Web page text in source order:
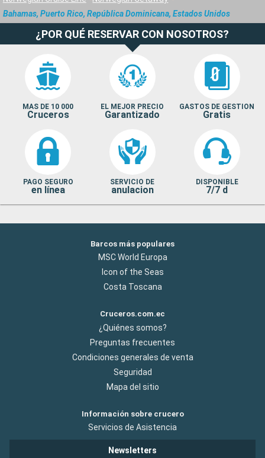
Bahamas, Puerto Rico, República Dominicana, Estados Unidos
¿POR QUÉ RESERVAR CON NOSOTROS?
MAS DE 10 000
Cruceros
EL MEJOR PRECIO
Garantizado
GASTOS DE GESTION
Gratis
PAGO SEGURO
en línea
SERVICIO DE
anulacion
DISPONIBLE
7/7 d
Barcos más populares
MSC World Europa
Icon of the Seas
Costa Toscana
Cruceros.com.ec
¿Quiénes somos?
Preguntas frecuentes
Condiciones generales de venta
Seguridad
Mapa del sitio
Información sobre crucero
Servicios de Asistencia
Newsletters